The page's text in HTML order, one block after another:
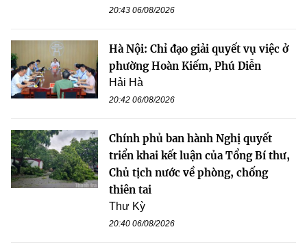
20:43 06/08/2026
Hà Nội: Chỉ đạo giải quyết vụ việc ở
phường Hoàn Kiếm, Phú Diễn
Hải Hà
20:42 06/08/2026
Chính phủ ban hành Nghị quyết
triển khai kết luận của Tổng Bí thư,
Chủ tịch nước về phòng, chống
thiên tai
Thư Kỳ
20:40 06/08/2026